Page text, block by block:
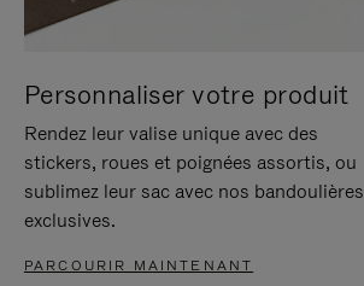
Personnaliser votre produit
Rendez leur valise unique avec des
stickers, roues et poignées assortis, ou
sublimez leur sac avec nos bandoulières
exclusives.
PARCOURIR MAINTENANT